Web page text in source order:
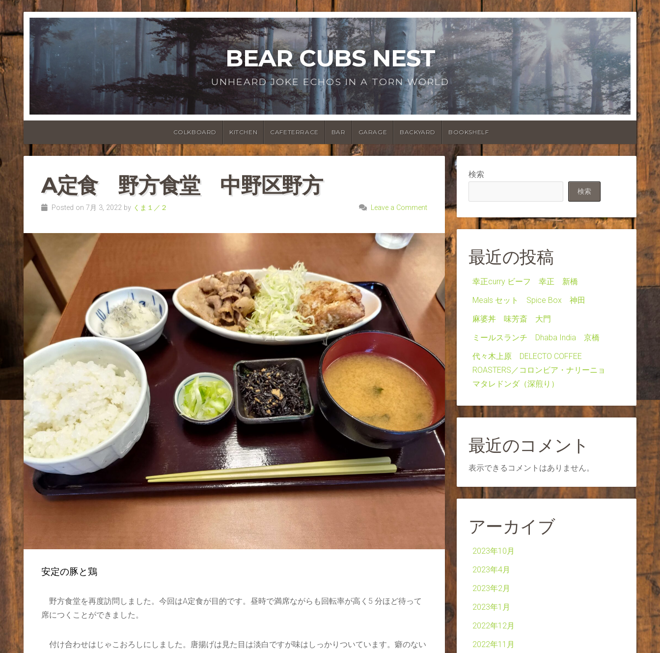
BEAR CUBS NEST
UNHEARD JOKE ECHOS IN A TORN WORLD
COLKBOARD KITCHEN CAFETERRACE BAR GARAGE BACKYARD BOOKSHELF
A定食 野方食堂 中野区野方
Posted on 7月 3, 2022 by くま１／２ Leave a Comment
安定の豚と鶏
野方食堂を再度訪問しました。今回はA定食が目的です。昼時で満席ながらも回転率が高く5 分ほど待って
席につくことができました。
付け合わせはじゃこおろしにしました。唐揚げは見た目は淡白ですが味はしっかりついています。癖のない
検索
検索
最近の投稿
幸正curry ビーフ 幸正 新橋
Meals セット Spice Box 神田
麻婆丼 味芳斎 大門
ミールスランチ Dhaba India 京橋
代々木上原 DELECTO COFFEE
ROASTERS／コロンビア・ナリーニョ
マタレドンダ（深煎り）
最近のコメント
表示できるコメントはありません。
アーカイブ
2023年10月
2023年4月
2023年2月
2023年1月
2022年12月
2022年11月